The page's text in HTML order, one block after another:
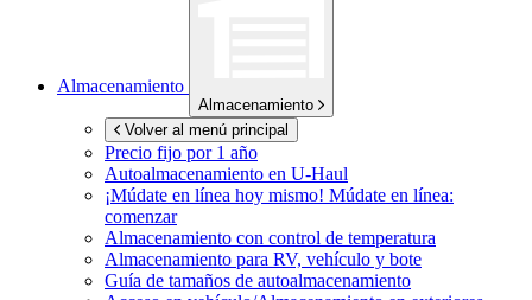
Almacenamiento
Almacenamiento
Volver al menú principal
Precio fijo por 1 año
Autoalmacenamiento en U-Haul
¡Múdate en línea hoy mismo! Múdate en línea:
comenzar
Almacenamiento con control de temperatura
Almacenamiento para RV, vehículo y bote
Guía de tamaños de autoalmacenamiento